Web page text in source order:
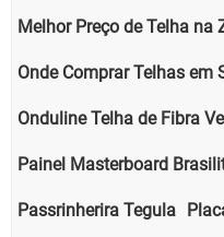
Melhor Preço de Telha na
Onde Comprar Telhas em
Onduline Telha de Fibra
Painel Masterboard
Passrinherira Tegula